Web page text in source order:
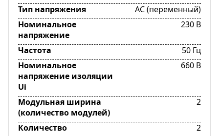
Тип напряжения
AC (переменный)
Номинальное
напряжение
230 В
Частота
50 Гц
Номинальное
напряжение изоляции
Ui
660 В
Модульная ширина
(количество модулей)
2
Количество
2